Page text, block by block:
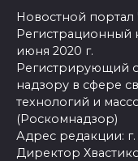
Новостной
Регистрационный
июня 2020 г.
Регистрирующий
надзору в сфере
технологий и
(Роскомнадзор)
Адрес редакции:
Директор